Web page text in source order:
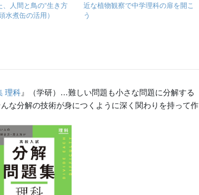
、人間と鳥の“生き方
水煮缶の活用）
近な植物観察で中学理科の扉を開こ
う
理科 』（学研）…難しい問題も小さな問題に分解する
な分解の技術が身につくように深く関わりを持って作